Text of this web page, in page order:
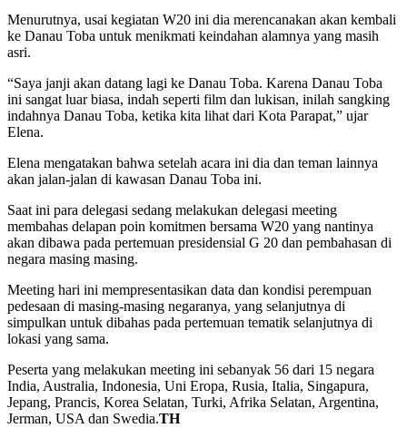
Menurutnya, usai kegiatan W20 ini dia merencanakan akan kembali
ke Danau Toba untuk menikmati keindahan alamnya yang masih
asri.
“Saya janji akan datang lagi ke Danau Toba. Karena Danau Toba
ini sangat luar biasa, indah seperti film dan lukisan, inilah sangking
indahnya Danau Toba, ketika kita lihat dari Kota Parapat,” ujar
Elena.
Elena mengatakan bahwa setelah acara ini dia dan teman lainnya
akan jalan-jalan di kawasan Danau Toba ini.
Saat ini para delegasi sedang melakukan delegasi meeting
membahas delapan poin komitmen bersama W20 yang nantinya
akan dibawa pada pertemuan presidensial G 20 dan pembahasan di
negara masing masing.
Meeting hari ini mempresentasikan data dan kondisi perempuan
pedesaan di masing-masing negaranya, yang selanjutnya di
simpulkan untuk dibahas pada pertemuan tematik selanjutnya di
lokasi yang sama.
Peserta yang melakukan meeting ini sebanyak 56 dari 15 negara
India, Australia, Indonesia, Uni Eropa, Rusia, Italia, Singapura,
Jepang, Prancis, Korea Selatan, Turki, Afrika Selatan, Argentina,
Jerman, USA dan Swedia.TH